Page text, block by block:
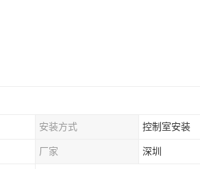
安装方式 控制室安装
厂家 深圳